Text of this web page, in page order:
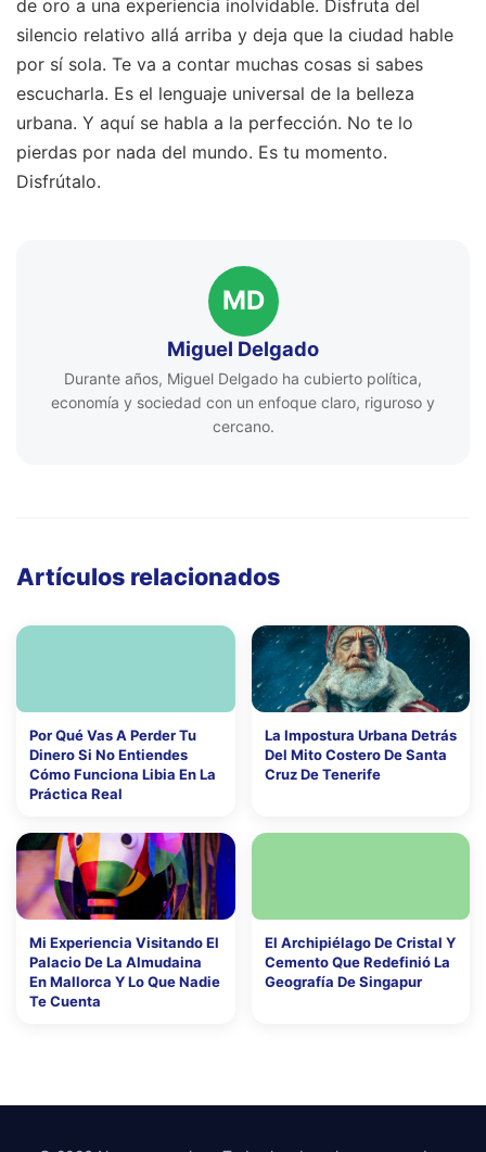
de oro a una experiencia inolvidable. Disfruta del
silencio relativo allá arriba y deja que la ciudad hable
por sí sola. Te va a contar muchas cosas si sabes
escucharla. Es el lenguaje universal de la belleza
urbana. Y aquí se habla a la perfección. No te lo
pierdas por nada del mundo. Es tu momento.
Disfrútalo.
MD
Miguel Delgado
Durante años, Miguel Delgado ha cubierto política,
economía y sociedad con un enfoque claro, riguroso y
cercano.
Artículos relacionados
Por Qué Vas A Perder Tu
Dinero Si No Entiendes
Cómo Funciona Libia En La
Práctica Real
La Impostura Urbana Detrás
Del Mito Costero De Santa
Cruz De Tenerife
Mi Experiencia Visitando El
Palacio De La Almudaina
En Mallorca Y Lo Que Nadie
Te Cuenta
El Archipiélago De Cristal Y
Cemento Que Redefinió La
Geografía De Singapur